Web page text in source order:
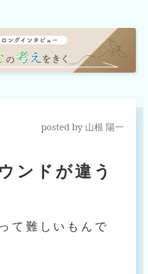
posted by 山根 陽一
ンドが違う
て難しいもんで